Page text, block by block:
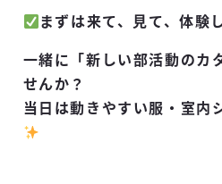
まずは来て、見て、体験
一緒に「新しい部活動のカ
せんか？
当日は動きやすい服・室内